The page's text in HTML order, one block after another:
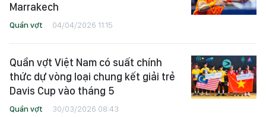
Marrakech
Quần vợt 04/04/2026 11:15
Quần vợt Việt Nam có suất chính
thức dự vòng loại chung kết giải trẻ
Davis Cup vào tháng 5
Quần vợt 30/03/2026 08:43